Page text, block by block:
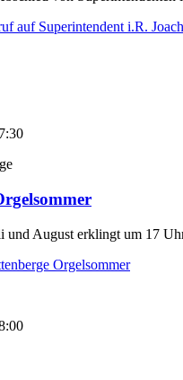
auf Superintendent i.R.
und August erklingt um 17
Orgelsommer